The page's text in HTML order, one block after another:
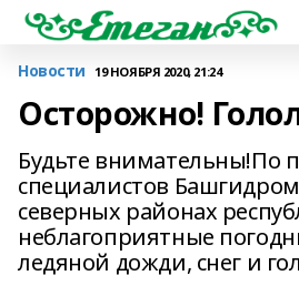
Новости 19 НОЯБРЯ 2020, 21:24
Осторожно!
Будьте внимательны!По
специалистов
северных районах
неблагоприятные
ледяной дожди, снег и